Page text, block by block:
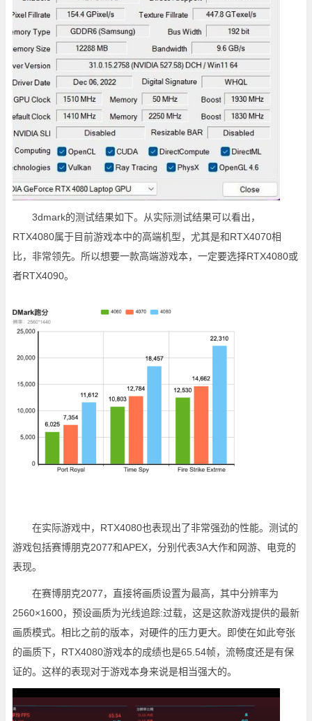
3dmark的测试结果如下。从实际测试结果可以看出，
RTX4080属于目前游戏本中的高端机型，尤其是和RTX4070相
比，非常领先。所以想要一款高端游戏本，一定要选择RTX4080或
者RTX4090。
在实际游戏中，RTX4080也表现出了非常强劲的性能。测试的
游戏包括赛博朋克2077和APEX，分别代表3A大作和网游、电竞的
表现。
在赛博朋克2077，直接将画质设置为最高，其中分辨率为
2560×1600，预设画质为光线追踪:过载，这是这款游戏提供的最新
画质模式。相比之前的版本，对硬件的压力更大。即使在如此夸张
的画质下，RTX4080游戏本的成绩也是65.54帧，流畅度还是有保
证的。这样的表现对于游戏本身来说是相当强大的。